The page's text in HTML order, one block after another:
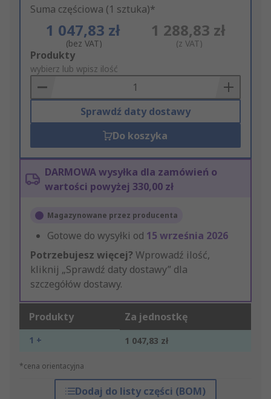
Suma częściowa (1 sztuka)*
1 047,83 zł
(bez VAT)
1 288,83 zł
(z VAT)
Add
to
Basket
Produkty
wybierz lub wpisz ilość
Sprawdź daty dostawy
Do koszyka
DARMOWA wysyłka dla zamówień o
wartości powyżej 330,00 zł
Magazynowane przez producenta
Gotowe do wysyłki od 15 września 2026
Potrzebujesz więcej? Wprowadź ilość,
kliknij „Sprawdź daty dostawy” dla
szczegółów dostawy.
Produkty Za jednostkę
1 + 1 047,83 zł
*cena orientacyjna
Dodaj do listy części (BOM)